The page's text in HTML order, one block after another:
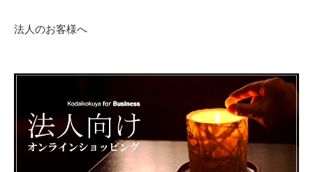
法人のお客様へ